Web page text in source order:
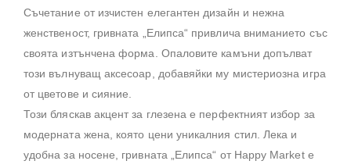
Съчетание от изчистен елегантен дизайн и нежна
женственост, гривната „Елипса“ привлича вниманието със
своята изтънчена форма. Опаловите камъни допълват
този вълнуващ аксесоар, добавяйки му мистериозна игра
от цветове и сияние.
Този бляскав акцент за глезена е перфектният избор за
модерната жена, която цени уникалния стил. Лека и
удобна за носене, гривната „Елипса“ от Happy Market е